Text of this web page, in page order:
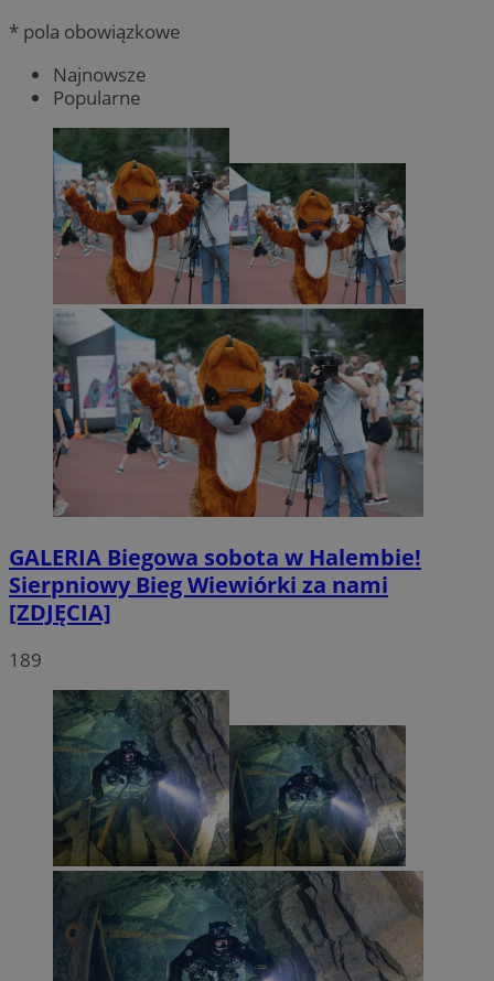
* pola obowiązkowe
Najnowsze
Popularne
GALERIA Biegowa sobota w Halembie!
Sierpniowy Bieg Wiewiórki za nami
[ZDJĘCIA]
189